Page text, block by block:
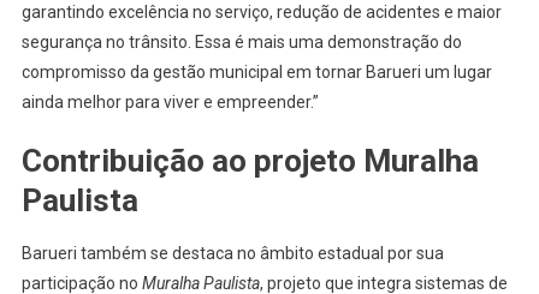
garantindo excelência no serviço, redução de acidentes e maior
segurança no trânsito. Essa é mais uma demonstração do
compromisso da gestão municipal em tornar Barueri um lugar
ainda melhor para viver e empreender.”
Contribuição ao projeto Muralha
Paulista
Barueri também se destaca no âmbito estadual por sua
participação no Muralha Paulista, projeto que integra sistemas de